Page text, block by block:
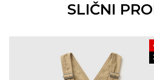
SLIČNI